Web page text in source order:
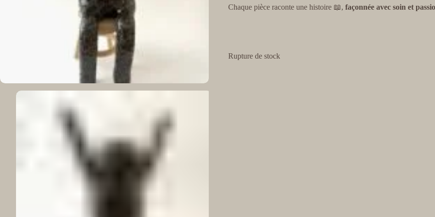
Chaque pièce raconte une histoire 📖, façonnée avec soin et
Rupture de stock